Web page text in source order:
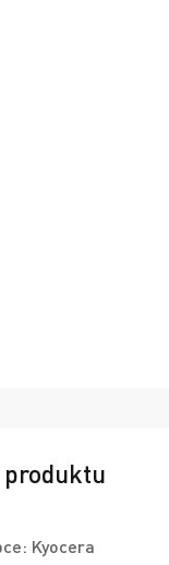
produktu
Kyocera